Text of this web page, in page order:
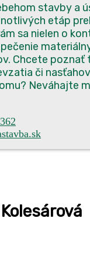
stav­by a
etáp
sa nie­len o
Chce­te poznať
či
Nevá­haj­te